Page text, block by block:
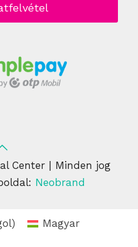
Center | Minden jog
Neobrand
) Magyar